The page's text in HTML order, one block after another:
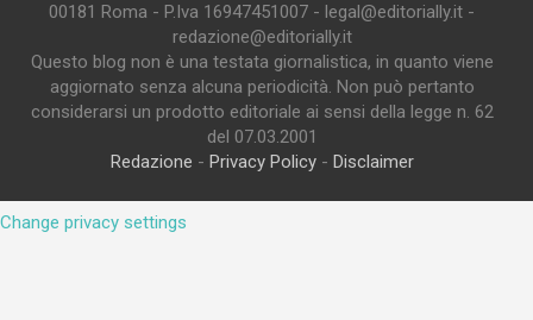
00181 Roma - P.Iva 16947451007 - legal@editorially.it -
redazione@editorially.it
Questo blog non è una testata giornalistica, in quanto viene
aggiornato senza alcuna periodicità. Non può pertanto
considerarsi un prodotto editoriale ai sensi della legge n. 62
del 07.03.2001
Redazione - Privacy Policy- Disclaimer
Change privacy settings